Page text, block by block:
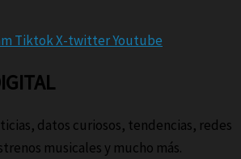
TiktokX-twitterYoutube
datos curiosos, tendencias, redes
musicales y mucho más.